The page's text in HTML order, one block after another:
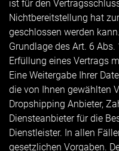
ist für den
Nichtbereitstellung hat
geschlossen werden
Grundlage des Art. 6
Erfüllung eines Vertrags
Eine Weitergabe Ihrer
die von Ihnen gewählten
Dropshipping Anbieter,
Diensteanbieter für die
Dienstleister. In allen
gesetzlichen Vorgaben.